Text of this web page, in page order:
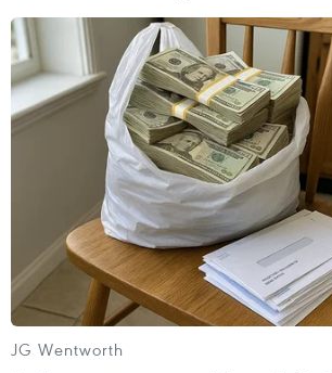
Theo dõi VietnamPlus
TIN CÙNG CHUYÊN MỤC
Áp thấp nhiệt đới trên vịnh Bắc Bộ
gây ảnh hưởng thế nào tới Việt
07/08/2026 14:38
JG Wentworth